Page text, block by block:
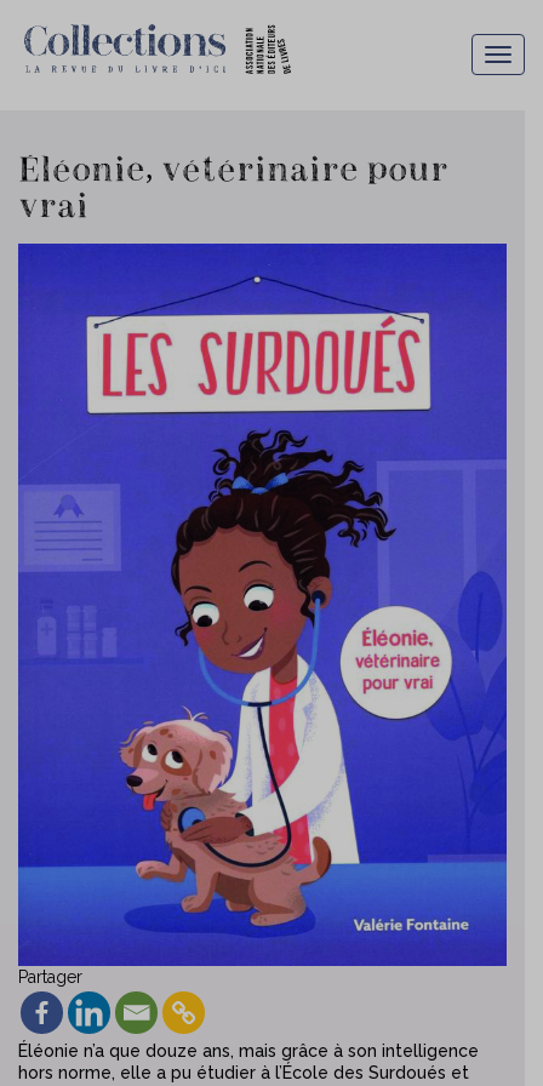
Éléonie, vétérinaire pour
vrai
Partager
Éléonie n’a que douze ans, mais grâce à son intelligence
hors norme, elle a pu étudier à l’École des Surdoués et